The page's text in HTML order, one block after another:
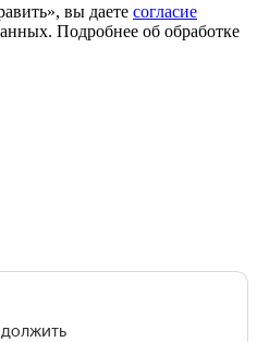
вы даете согласие
Подробнее об обработке